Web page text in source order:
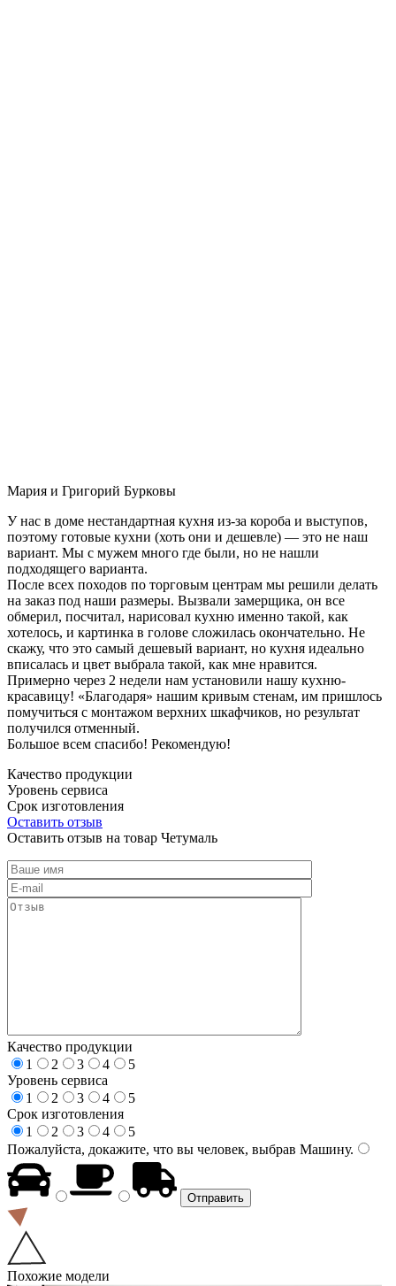
Мария и Григорий Бурковы
У нас в доме нестандартная кухня из-за короба и выступов,
поэтому готовые кухни (хоть они и дешевле) — это не наш
вариант. Мы с мужем много где были, но не нашли
подходящего варианта.
После всех походов по торговым центрам мы решили делать
на заказ под наши размеры. Вызвали замерщика, он все
обмерил, посчитал, нарисовал кухню именно такой, как
хотелось, и картинка в голове сложилась окончательно. Не
скажу, что это самый дешевый вариант, но кухня идеально
вписалась и цвет выбрала такой, как мне нравится.
Примерно через 2 недели нам установили нашу кухню-
красавицу! «Благодаря» нашим кривым стенам, им пришлось
помучиться с монтажом верхних шкафчиков, но результат
получился отменный.
Большое всем спасибо! Рекомендую!
Качество продукции
Уровень сервиса
Срок изготовления
Оставить отзыв
Оставить отзыв на товар Четумаль
Качество продукции
1
2 3 4
5
Уровень сервиса
1
2 3 4
5
Срок изготовления
1
2 3 4
5
Пожалуйста, докажите, что вы человек, выбрав Машину.
Похожие модели